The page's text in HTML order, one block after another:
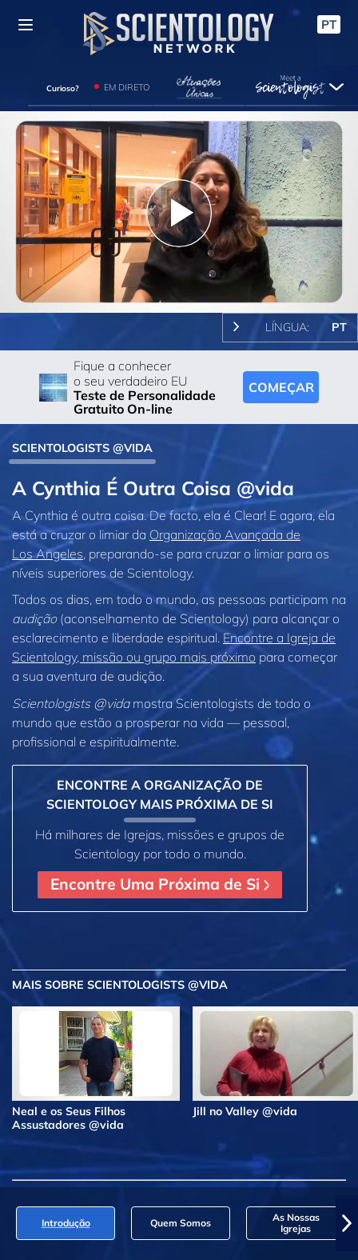
PT
Curioso? EM DIRETO
Play
Video
LÍNGUA: PT
Fique a conhecer
o seu verdadeiro EU
Teste de Personalidade
Gratuito On-line
COMEÇAR
SCIENTOLOGISTS @VIDA
A Cynthia É Outra Coisa @vida
A Cynthia é outra coisa. De facto, ela é Clear! E agora, ela
está a cruzar o limiar da Organização Avançada de
Los Angeles , preparando‑se para cruzar o limiar para os
níveis superiores de Scientology.
Todos os dias, em todo o mundo, as pessoas participam na
audição(aconselhamento de Scientology) para alcançar o
esclarecimento e liberdade espiritual. Encontre a Igreja de
Scientology, missão ou grupo mais próximo para começar
a sua aventura de audição.
Scientologists @vidamostra Scientologists de todo o
mundo que estão a prosperar na vida — pessoal,
profissional e espiritualmente.
ENCONTRE A ORGANIZAÇÃO DE
SCIENTOLOGY MAIS PRÓXIMA DE SI
Há milhares de Igrejas, missões e grupos de
Scientology por todo o mundo.
Encontre Uma Próxima de Si
MAIS SOBRE SCIENTOLOGISTS @VIDA
Neal e os Seus Filhos
Assustadores @vida
Jill no Valley @vida
Introdução Quem Somos
As Nossas
Igrejas